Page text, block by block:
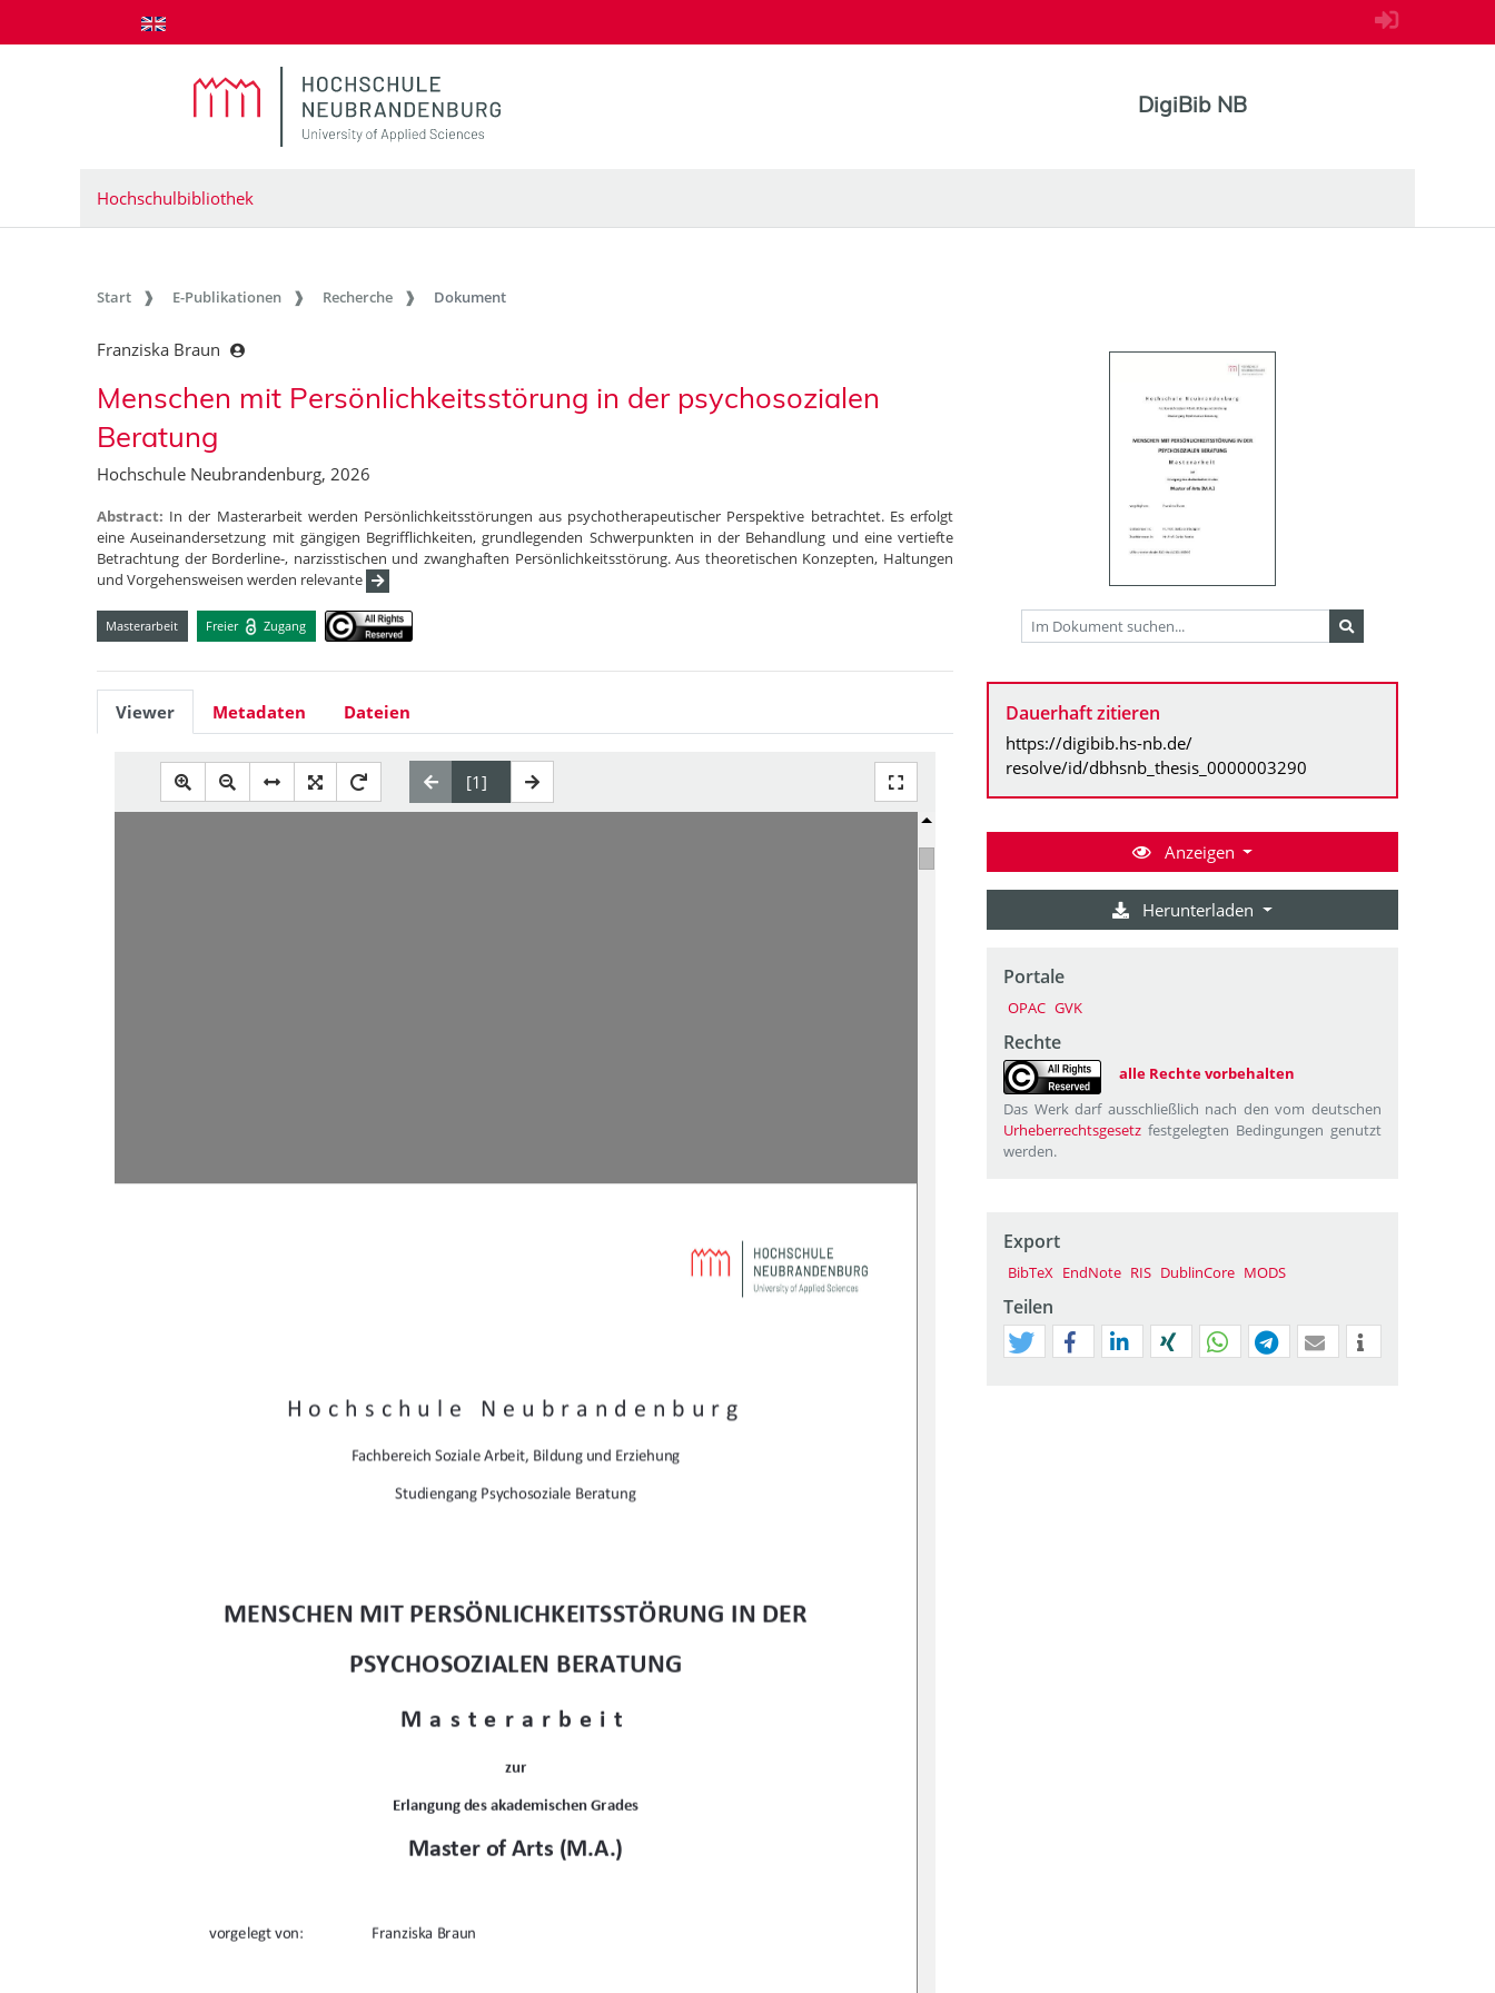
zum Inhalt springen
DigiBib NB
Hochschulbibliothek
Start E-Publikationen Recherche Dokument
Franziska Braun
Menschen mit Persönlichkeitsstörung in der psychosozialen
Beratung
Hochschule Neubrandenburg, 2026
Abstract: In der Masterarbeit werden Persönlichkeitsstörungen aus psychotherapeutischer Perspektive betrachtet. Es erfolgt
eine Auseinandersetzung mit gängigen Begrifflichkeiten, grundlegenden Schwerpunkten in der Behandlung und eine vertiefte
Betrachtung der Borderline-, narzisstischen und zwanghaften Persönlichkeitsstörung. Aus theoretischen Konzepten, Haltungen
und Vorgehensweisen werden relevante
Masterarbeit Freier Zugang
Viewer Metadaten Dateien
Hochschule Neubrandenburg
Fachbereich Soziale Arbeit, Bildung und Erziehung
Studiengang Psychosoziale Beratung
MENSCHEN MIT PERSÖNLICHKEITSSTÖRUNG IN DER
PSYCHOSOZIALEN BERATUNG
Masterarbeit
zur
Erlangung des akademischen Grades
Master of Arts (M.A.)
vorgelegt von: Franziska Braun
Dauerhaft zitieren
https://digibib.hs-nb.de/
resolve/id/dbhsnb_thesis_0000003290
Anzeigen
Herunterladen
Portale
OPAC GVK
Rechte
alle Rechte vorbehalten
Das Werk darf ausschließlich nach den vom deutschen
Urheberrechtsgesetz festgelegten Bedingungen genutzt
werden.
Export
BibTeX EndNote RIS DublinCore MODS
Teilen